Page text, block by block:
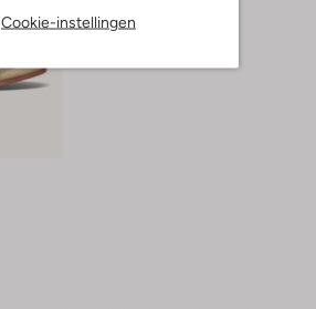
Cookie-instellingen